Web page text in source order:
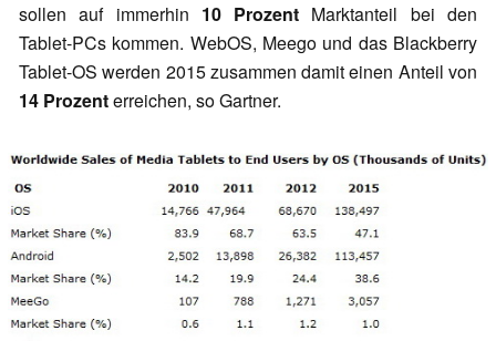
sollen auf immerhin 10 Prozent Marktanteil bei den
Tablet-PCs kommen. WebOS, Meego und das Blackberry
Tablet-OS werden 2015 zusammen damit einen Anteil von
14 Prozenterreichen, so Gartner.